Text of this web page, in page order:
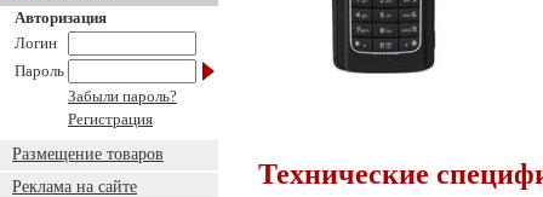
Авторизация
Логин
Пароль
Забыли пароль?
Регистрация
Размещение товаров
Реклама на сайте
Технические